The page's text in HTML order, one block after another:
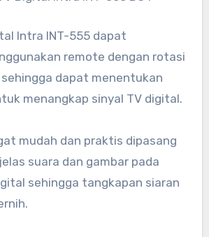
Intra INT-555 dapat
remote dengan rotasi
dapat menentukan
menangkap sinyal TV digital.
mudah dan praktis dipasang
suara dan gambar pada
sehingga tangkapan siaran